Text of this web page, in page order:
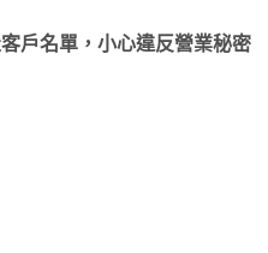
戶名單，小心違反營業秘密